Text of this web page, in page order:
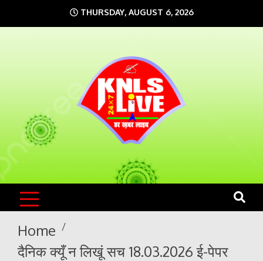
to
THURSDAY, AUGUST 6, 2026
KNLS LIVE
India`s No.1 News Portal
Home
दैनिक क्यूँ न लिखूं सच 18.03.2026 ई-पेपर